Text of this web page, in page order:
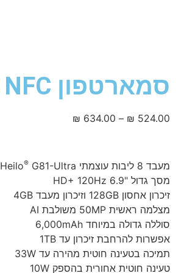
סמארטפון Redmi 15C NFC
₪ 524.00
–
₪ 634.00
מעבד 8 ליבות עוצמתי MediaTek Heilo® G81-Ultra
מסך גדול "6.9 HD+ 120Hz
זיכרון אחסון 128GB וזיכרון מעבד 4GB
מצלמה ראשית 50MP משולבת AI
סוללה גדולה במיוחד 6,000mAh
אפשרות להרחבת זיכרון עד 1TB
תמיכה בטעינה חוטית מהירה עד 33W
טעינה חוטית אחורית בהספק 10W